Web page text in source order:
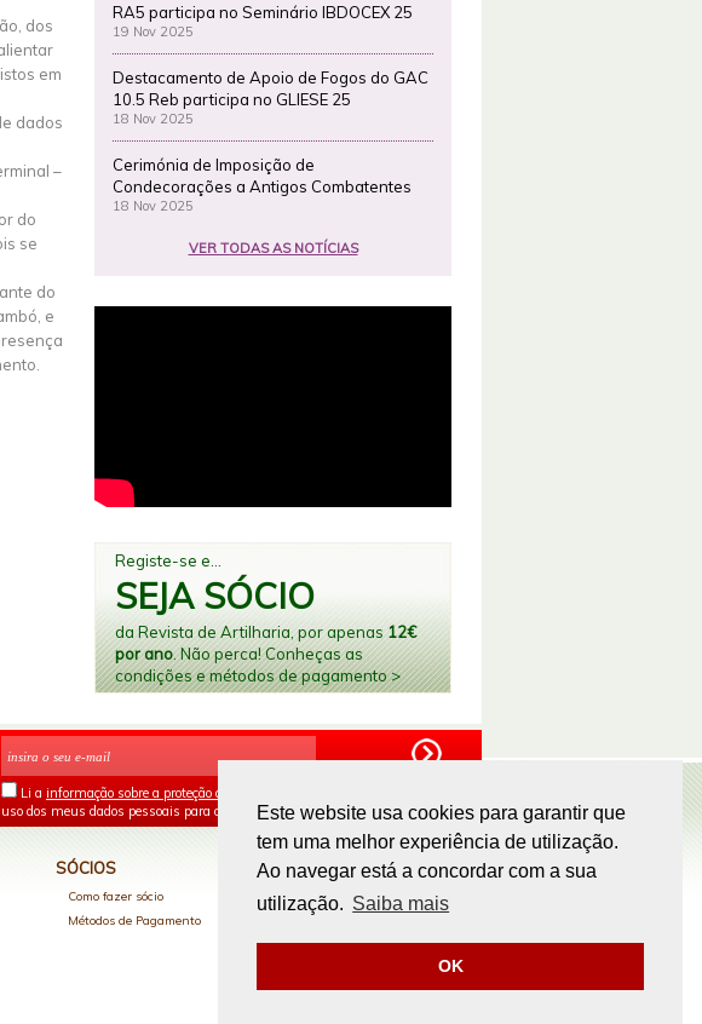
Este website usa cookies para garantir que
tem uma melhor experiência de utilização.
Ao navegar está a concordar com a sua
utilização. Saiba mais
OK
dos
em
dados
–
do
se
do
e
RA5 participa no Seminário IBDOCEX 25
19 Nov 2025
Destacamento de Apoio de Fogos do GAC
10.5 Reb participa no GLIESE 25
18 Nov 2025
Cerimónia de Imposição de
Condecorações a Antigos Combatentes
18 Nov 2025
VER TODAS AS NOTÍCIAS
Registe-se e...
SEJA SÓCIO
da Revista de Artilharia, por apenas 12€
por ano. Não perca! Conheças as
condições e métodos de pagamento >
Li a informação sobre a proteção de dados
uso dos meus dados pessoais para os fins mencionados.
SÓCIOS
Como fazer sócio
Métodos de Pagamento
PAGAMENTOS ONLINE